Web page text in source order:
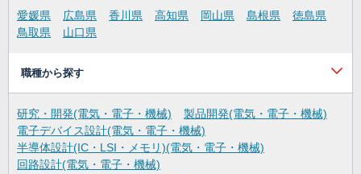
愛媛県 広島県 香川県 高知県 岡山県 島根県
徳島県
鳥取県
山口県
職種から探す
研究・開発(電気・電子・機械)
製品開発(電気・電子・機械)
電子デバイス設計(電気・電子・機械)
半導体設計(IC・LSI・メモリ)(電気・電子・機械)
回路設計(電気・電子・機械)